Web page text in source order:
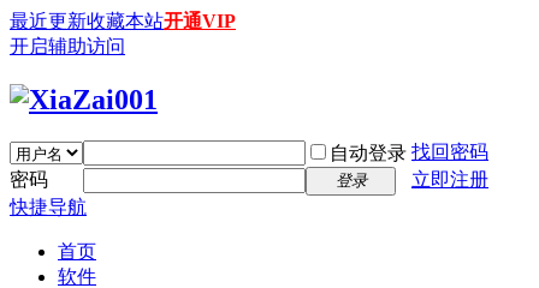
最近更新收藏本站开通VIP
开启辅助访问
自动登录 找回密码
密码
登录
立即注册
快捷导航
首页
软件